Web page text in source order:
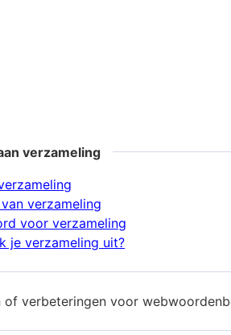
verzameling
verzameling
voor verzameling
je verzameling uit?
of verbeteringen voor